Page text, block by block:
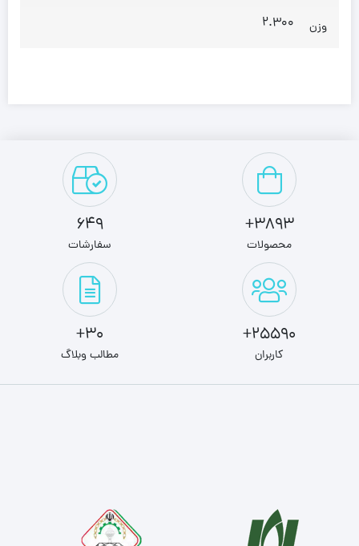
وزن 2.300
3893+
محصولات
649
سفارشات
25590+
کاربران
30+
مطالب وبلاگ